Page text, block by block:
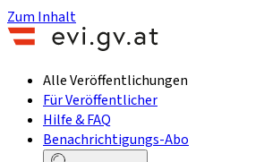
Zum Inhalt
Alle Veröffentlichungen
Für Veröffentlicher
Hilfe & FAQ
Benachrichtigungs-Abo